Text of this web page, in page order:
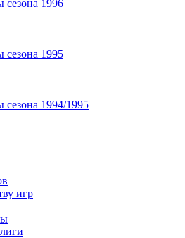
сезона 1996
сезона 1995
сезона 1994/1995
игр